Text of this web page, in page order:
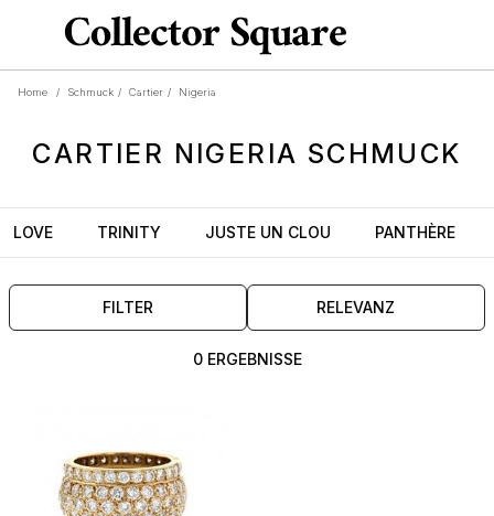
Home / Schmuck / Cartier / Nigeria
CARTIER NIGERIA SCHMUCK
LOVE TRINITY JUSTE UN CLOU PANTHÈRE
FILTER RELEVANZ
0 ERGEBNISSE